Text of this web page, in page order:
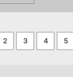
2 3 4 5